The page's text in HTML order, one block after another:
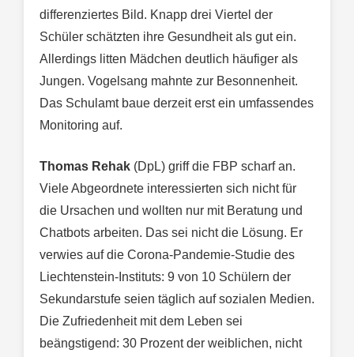
differenziertes Bild. Knapp drei Viertel der
Schüler schätzten ihre Gesundheit als gut ein.
Allerdings litten Mädchen deutlich häufiger als
Jungen. Vogelsang mahnte zur Besonnenheit.
Das Schulamt baue derzeit erst ein umfassendes
Monitoring auf.
Thomas Rehak (DpL) griff die FBP scharf an.
Viele Abgeordnete interessierten sich nicht für
die Ursachen und wollten nur mit Beratung und
Chatbots arbeiten. Das sei nicht die Lösung. Er
verwies auf die Corona-Pandemie-Studie des
Liechtenstein-Instituts: 9 von 10 Schülern der
Sekundarstufe seien täglich auf sozialen Medien.
Die Zufriedenheit mit dem Leben sei
beängstigend: 30 Prozent der weiblichen, nicht